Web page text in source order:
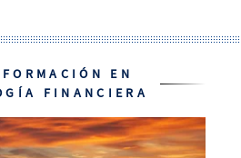
EN
FINANCIERA